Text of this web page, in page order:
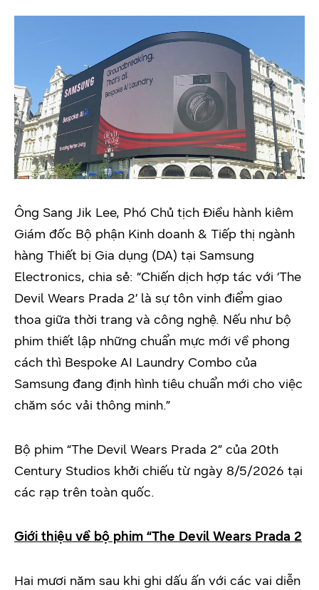
Ông Sang Jik Lee, Phó Chủ tịch Điều hành kiêm
Giám đốc Bộ phận Kinh doanh & Tiếp thị ngành
hàng Thiết bị Gia dụng (DA) tại Samsung
Electronics, chia sẻ: “Chiến dịch hợp tác với ‘The
Devil Wears Prada 2’ là sự tôn vinh điểm giao
thoa giữa thời trang và công nghệ. Nếu như bộ
phim thiết lập những chuẩn mực mới về phong
cách thì Bespoke AI Laundry Combo của
Samsung đang định hình tiêu chuẩn mới cho việc
chăm sóc vải thông minh.”
Bộ phim “The Devil Wears Prada 2” của 20th
Century Studios khởi chiếu từ ngày 8/5/2026 tại
các rạp trên toàn quốc.
Giới thiệu về bộ phim “The Devil Wears Prada 2
Hai mươi năm sau khi ghi dấu ấn với các vai diễn